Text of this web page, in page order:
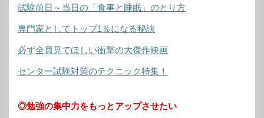
試験前日～当日の「食事と睡眠」のとり方
専門家としてトップ1％になる秘訣
必ず全員見てほしい衝撃の大傑作映画
センター試験対策のテクニック特集！
◎勉強の集中力をもっとアップさせたい